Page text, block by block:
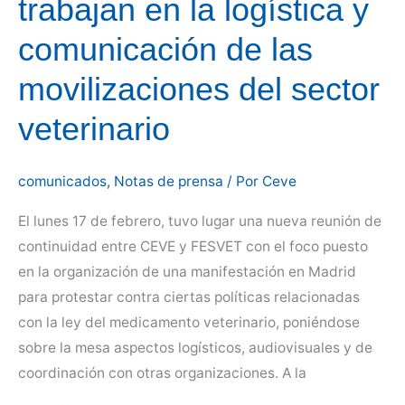
en
las
veterinarias
trabajan en la logística y
comunicación de las
movilizaciones del sector
veterinario
comunicados, Notas de prensa / Por Ceve
El lunes 17 de febrero, tuvo lugar una nueva reunión de
continuidad entre CEVE y FESVET con el foco puesto
en la organización de una manifestación en Madrid
para protestar contra ciertas políticas relacionadas
con la ley del medicamento veterinario, poniéndose
sobre la mesa aspectos logísticos, audiovisuales y de
coordinación con otras organizaciones. A la